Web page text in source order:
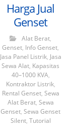
Harga Jual
Genset
Alat Berat,
Genset, Info Genset,
Jasa Panel Listrik, Jasa
Sewa Alat, Kapasitas
40–1000 KVA,
Kontraktor Listrik,
Rental Genset, Sewa
Alat Berat, Sewa
Genset,Sewa Genset
Silent, Tutorial